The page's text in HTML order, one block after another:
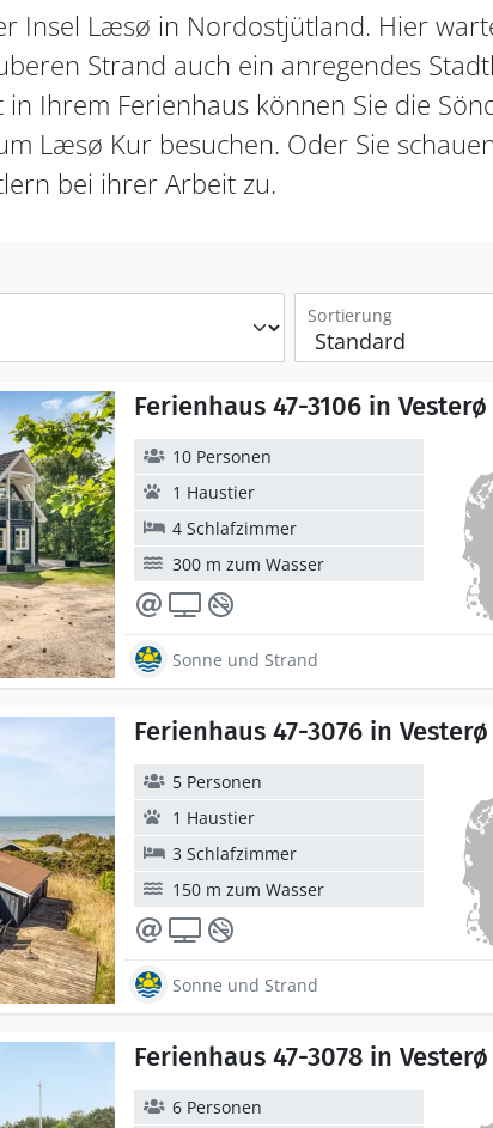
Insel Læsø in Nordostjütland. Hier
Strand auch ein anregendes
Ihrem Ferienhaus können Sie die
Læsø Kur besuchen. Oder Sie
bei ihrer Arbeit zu.
Sortierung
Ferienhaus 47-3106 in
10 Personen
1 Haustier
4 Schlafzimmer
300 m zum Wasser
Sonne und Strand
Ferienhaus 47-3076 in
5 Personen
1 Haustier
3 Schlafzimmer
150 m zum Wasser
Sonne und Strand
Ferienhaus 47-3078 in
6 Personen